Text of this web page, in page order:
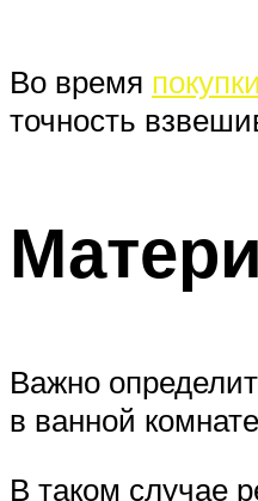
Во время
точность
Важно
в ванной
В таком случае